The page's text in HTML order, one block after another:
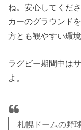
ね。安心してくだ
カーのグラウンド
方とも観やすい環
ラグビー期間中は
よ。
札幌ドームの野